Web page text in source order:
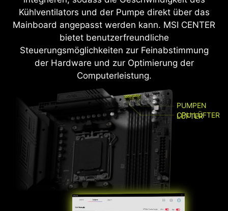
Kühlventilators und der Pumpe direkt über das
Mainboard angepasst werden kann. MSI CENTER
bietet benutzerfreundliche
Steuerungsmöglichkeiten zur Feinabstimmung
der Hardware und zur Optimierung der
Computerleistung.
PUMPEN
LÜFTER
CPU LÜFTER